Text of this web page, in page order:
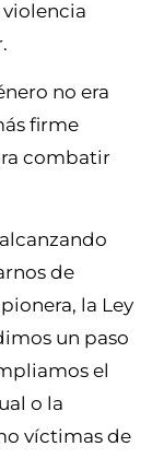
no era
firme
combatir
de
la Ley
un paso
el
o la
víctimas de